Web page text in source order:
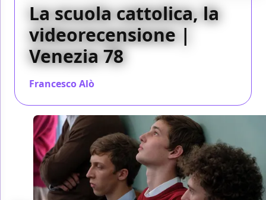
La scuola cattolica, la
videorecensione |
Venezia 78
Francesco Alò